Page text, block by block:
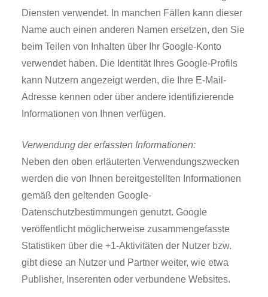
Diensten verwendet. In manchen Fällen kann dieser
Name auch einen anderen Namen ersetzen, den Sie
beim Teilen von Inhalten über Ihr Google-Konto
verwendet haben. Die Identität Ihres Google-Profils
kann Nutzern angezeigt werden, die Ihre E-Mail-
Adresse kennen oder über andere identifizierende
Informationen von Ihnen verfügen.
Verwendung der erfassten Informationen:
Neben den oben erläuterten Verwendungszwecken
werden die von Ihnen bereitgestellten Informationen
gemäß den geltenden Google-
Datenschutzbestimmungen genutzt. Google
veröffentlicht möglicherweise zusammengefasste
Statistiken über die +1-Aktivitäten der Nutzer bzw.
gibt diese an Nutzer und Partner weiter, wie etwa
Publisher, Inserenten oder verbundene Websites.